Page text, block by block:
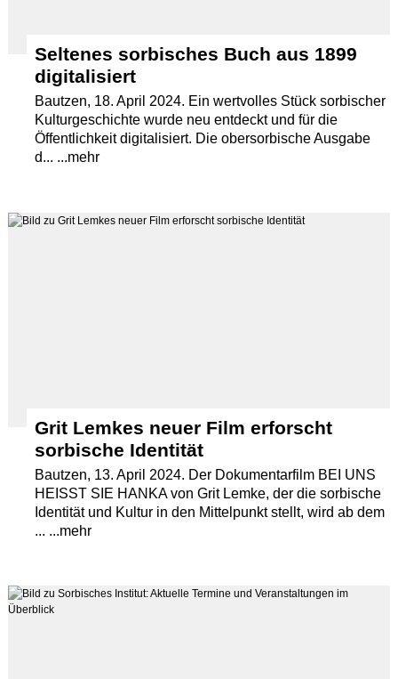
Seltenes sorbisches Buch aus 1899
digitalisiert
Bautzen, 18. April 2024. Ein wertvolles Stück sorbischer
Kulturgeschichte wurde neu entdeckt und für die
Öffentlichkeit digitalisiert. Die obersorbische Ausgabe
d... ...mehr
Grit Lemkes neuer Film erforscht
sorbische Identität
Bautzen, 13. April 2024. Der Dokumentarfilm BEI UNS
HEISST SIE HANKA von Grit Lemke, der die sorbische
Identität und Kultur in den Mittelpunkt stellt, wird ab dem
... ...mehr